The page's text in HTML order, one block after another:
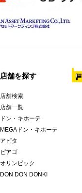
店舗を探す
店舗検索
店舗一覧
ドン・キホーテ
MEGAドン・キホーテ
アピタ
ピアゴ
オリンピック
DON DON DONKI